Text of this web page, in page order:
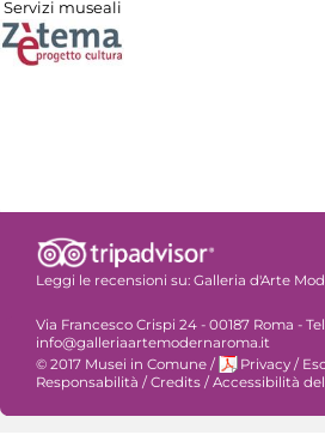
Servizi museali
Leggi le recensioni su: Galleria d'Arte
Via Francesco Crispi 24 - 00187 Roma -
info@galleriaartemodernaroma.it
© 2017 Musei in Comune / Privacy /
Responsabilità / Credits / Accessibilità